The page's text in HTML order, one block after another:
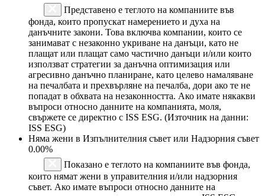
Представено е теглото на компаниите във
фонда, които пропускат намерението и духа на
данъчните закони. Това включва компании, които се
занимават с незаконно укриване на данъци, като не
плащат или плащат само частично данъци и/или които
използват стратегии за данъчна оптимизация или
агресивно данъчно планиране, като целево намаляване
на печалбата и прехвърляне на печалба, дори ако те не
попадат в обхвата на незаконността. Ако имате някакви
въпроси относно данните на компанията, моля,
свържете се директно с ISS ESG. (Източник на данни:
ISS ESG)
Няма жени в Изпълнителния съвет или Надзорния съвет
0.00%
Показано е теглото на компаниите във фонда,
които нямат жени в управителния и/или надзорния
съвет. Ако имате въпроси относно данните на